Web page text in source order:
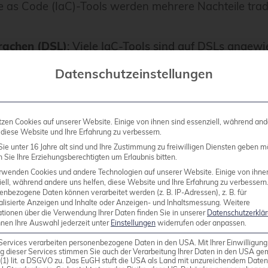
Code (IaC)-Tools werden mehrere Nachteile
(DSL): Viele IaC-Tools sind auf DSLs
die spezifisch für das Tool ist.
oder JSON basieren, können sowohl restriktiv
Konfigurationsformate zu beherrschen,
oft keine fortgeschrittenen logischen
zu sich wiederholendem Code führen, der
Ökosystem und bieten weniger Plugins,
von Code: Die Unfähigkeit, Code über
in der Infrastrukturverwaltung
die in DSLs geschrieben sind, kann
Datenschutzeinstellungen
Cookies auf unserer Website. Einige von ihnen sind essenziell, während
Website und Ihre Erfahrung zu verbessern.
unter 16 Jahre alt sind und Ihre Zustimmung zu freiwilligen Diensten geben
Sie Ihre Erziehungsberechtigten um Erlaubnis bitten.
Cookies und andere Technologien auf unserer Website. Einige von
während andere uns helfen, diese Website und Ihre Erfahrung zu verbessern.
Daten können verarbeitet werden (z. B. IP-Adressen), z. B. für
Anzeigen und Inhalte oder Anzeigen- und Inhaltsmessung. Weitere
über die Verwendung Ihrer Daten finden Sie in unserer
Ihre Auswahl jederzeit unter Einstellungen widerrufen oder anpassen.
verarbeiten personenbezogene Daten in den USA. Mit Ihrer
dieser Services stimmen Sie auch der Verarbeitung Ihrer Daten in den USA
lit. a DSGVO zu. Das EuGH stuft die USA als Land mit unzureichendem